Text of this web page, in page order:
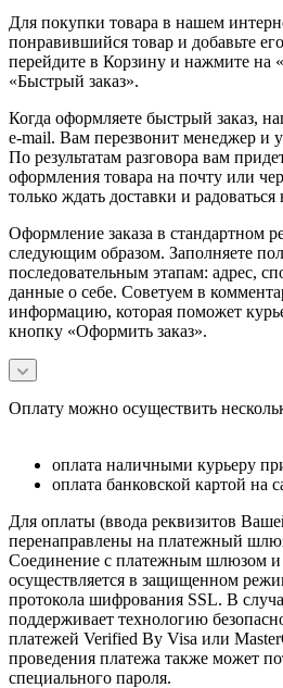
Для покупки товара в нашем
понравившийся товар и добавьте
перейдите в Корзину и нажмите на
«Быстрый заказ».
Когда оформляете быстрый заказ,
e-mail. Вам перезвонит менеджер и
По результатам разговора вам
оформления товара на почту или
только ждать доставки и
Оформление заказа в стандартном
следующим образом. Заполняете
последовательным этапам: адрес,
данные о себе. Советуем в
информацию, которая поможет
кнопку «Оформить заказ».
Оплату можно осуществить
оплата наличными курьеру
оплата банковской картой на
Для оплаты (ввода реквизитов
перенаправлены на платежный
Соединение с платежным шлюзом и
осуществляется в защищенном
протокола шифрования SSL. В
поддерживает технологию
платежей Verified By Visa или
проведения платежа также может
специального пароля.